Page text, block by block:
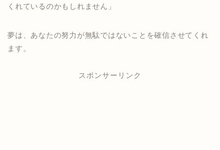
くれているのかもしれません」
夢は、あなたの努力が無駄ではないことを確信させてくれ
ます。
スポンサーリンク